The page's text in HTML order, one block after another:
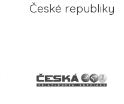
České republiky